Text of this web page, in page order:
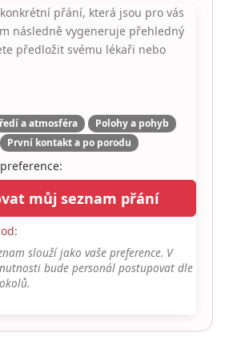
přání, která jsou pro vás
následně vygeneruje přehledný
předložit svému lékaři nebo
a atmosféra
Polohy a pohyb
První kontakt a po porodu
můj seznam přání
slouží jako vaše preference. V
bude personál postupovat dle